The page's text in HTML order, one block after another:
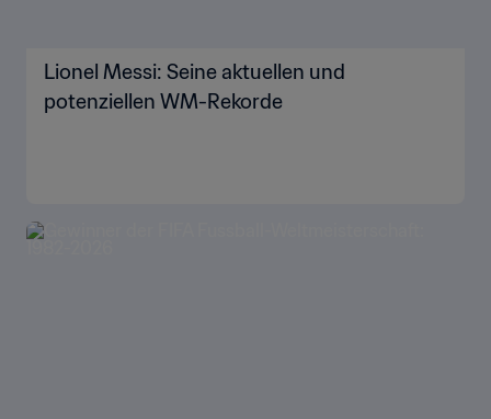
Lionel Messi: Seine aktuellen und
potenziellen WM-Rekorde